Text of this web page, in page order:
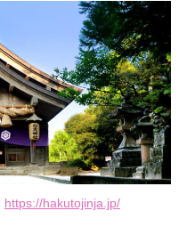
https://hakutojinja.jp/